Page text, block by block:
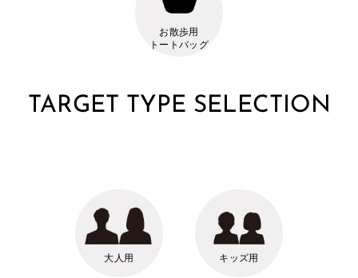
お散歩用
トートバッグ
TARGET TYPE SELECTION
大人用 キッズ用